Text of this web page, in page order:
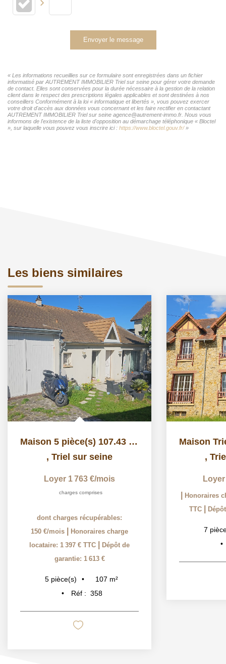
Envoyer le message
« Les informations recueillies sur ce formulaire sont enregistrées dans un fichier
informatisé par AUTREMENT IMMOBILIER Triel sur seine pour gérer votre demande
de contact. Elles sont conservées pour la durée nécessaire à la gestion de la relation
client dans le respect des prescriptions légales applicables et sont destinées à nos
conseillers Conformément à la loi « informatique et libertés », vous pouvez exercer
votre droit d'accès aux données vous concernant et les faire rectifier en contactant
AUTREMENT IMMOBILIER Triel sur seine agence@autrement-immo.fr. Nous vous
informons de l'existence de la liste d'opposition au démarchage téléphonique « Bloctel
», sur laquelle vous pouvez vous inscrire ici : https://www.bloctel.gouv.fr/»
Les biens similaires
Maison 5 pièce(s) 107.43 m2
, Triel sur seine
Loyer 1 763 €/mois
charges comprises
dont charges récupérables:
150 €/mois
Honoraires charge
locataire: 1 397 € TTC
Dépôt de
garantie: 1 613 €
5 pièce(s) 107 m²
Réf : 358
,
Honoraires
TTC
7